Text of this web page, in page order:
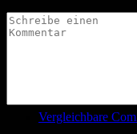
Vergleichbare